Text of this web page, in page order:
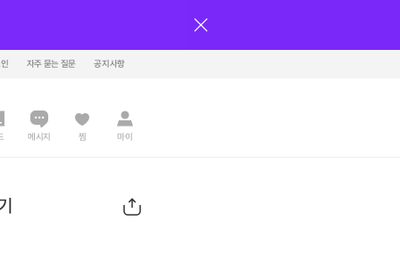
자주 묻는 질문 공지사항
메시지 찜 마이